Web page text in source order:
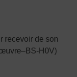
recevoir de son
H0V)